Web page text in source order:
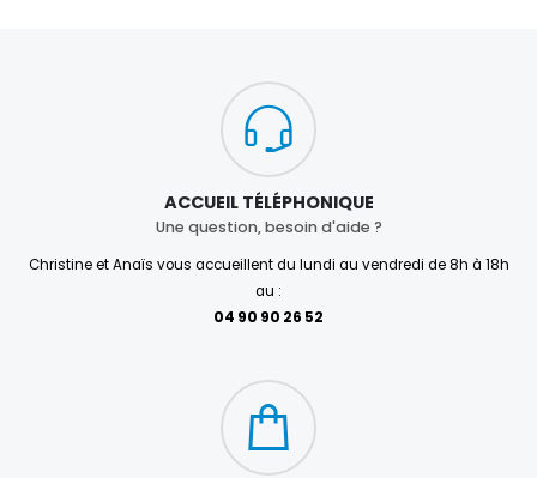
ACCUEIL TÉLÉPHONIQUE
Une question, besoin d'aide ?
Christine et Anaïs vous accueillent du lundi au vendredi de 8h à 18h
au :
04 90 90 26 52